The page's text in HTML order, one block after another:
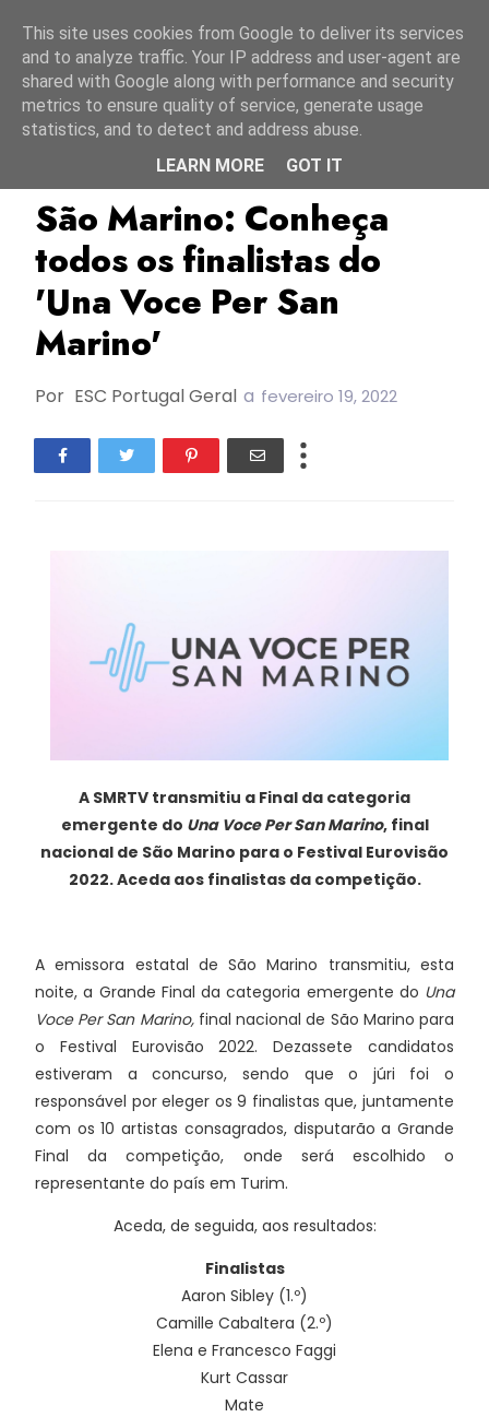
São Marino SMRTV
São Marino: Conheça
todos os finalistas do
'Una Voce Per San
Marino'
Por ESC Portugal Geral a fevereiro 19, 2022
A SMRTV transmitiu a Final da categoria
emergente do Una Voce Per San Marino, final
nacional de São Marino para o Festival Eurovisão
2022. Aceda aos finalistas da competição.
A emissora estatal de São Marino transmitiu, esta
noite, a Grande Final da categoria emergente do Una
Voce Per San Marino, final nacional de São Marino para
o Festival Eurovisão 2022. Dezassete candidatos
estiveram a concurso, sendo que o júri foi o
responsável por eleger os 9 finalistas que, juntamente
com os 10 artistas consagrados, disputarão a Grande
Final da competição, onde será escolhido o
representante do país em Turim.
Aceda, de seguida, aos resultados:
Finalistas
Aaron Sibley (1.º)
Camille Cabaltera (2.º)
Elena e Francesco Faggi
Kurt Cassar
Mate
This site uses cookies from Google to deliver its services
and to analyze traffic. Your IP address and user-agent are
shared with Google along with performance and security
metrics to ensure quality of service, generate usage
statistics, and to detect and address abuse.
LEARN MORE
GOT IT